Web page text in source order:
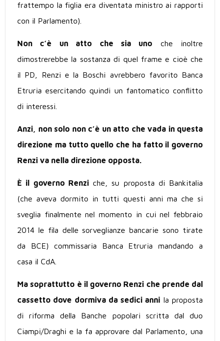
frattempo la figlia era diventata ministro ai rapporti
con il Parlamento).
Non c’è un atto che sia uno che inoltre
dimostrerebbe la sostanza di quel frame e cioè che
il PD, Renzi e la Boschi avrebbero favorito Banca
Etruria esercitando quindi un fantomatico conflitto
di interessi.
Anzi, non solo non c’è un atto che vada in questa
direzione ma tutto quello che ha fatto il governo
Renzi va nella direzione opposta.
È il governo Renziche, su proposta di Bankitalia
(che aveva dormito in tutti questi anni ma che si
sveglia finalmente nel momento in cui nel febbraio
2014 le fila delle sorveglianze bancarie sono tirate
da BCE) commissaria Banca Etruria mandando a
casa il CdA.
Ma soprattutto è il governo Renzi che prende dal
cassetto dove dormiva da sedici anni la proposta
di riforma della Banche popolari scritta dal duo
Ciampi/Draghi e la fa approvare dal Parlamento, una